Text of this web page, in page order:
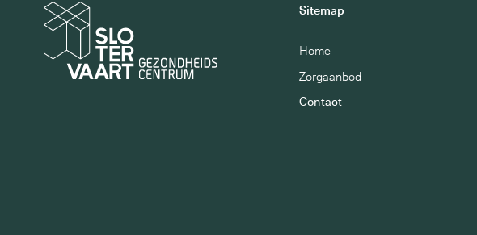
Sitemap
Home
Zorgaanbod
Contact